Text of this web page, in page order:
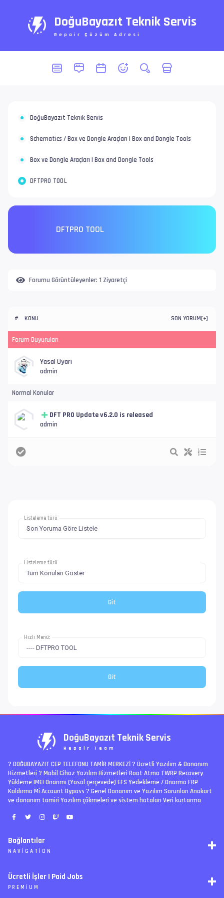
DoğuBayazıt Teknik Servis
Repair Çözüm Adresi
DoğuBayazıt Teknik Servis
Schematics / Box ve Dongle Araçları | Box and Dongle Tools
Box ve Dongle Araçları | Box and Dongle Tools
DFTPRO TOOL
DFTPRO TOOL
Forumu Görüntüleyenler: 1 Ziyaretçi
# KONU SON YORUM[+]
Forum Duyuruları
Yasal Uyarı
admin
Normal Konular
DFT PRO Update v6.2.0 is released
admin
Listeleme türü
Listeleme türü
Hızlı Menü:
DoğuBayazıt Teknik Servis
Repair Team
? DOĞUBAYAZIT CEP TELEFONU TAMİR MERKEZİ ?️ Ücretli Yazılım & Donanım
Hizmetleri ? Mobil Cihaz Yazılım Hizmetleri Root Atma TWRP Recovery
Yükleme IMEI Onarımı (Yasal çerçevede) EFS Yedekleme / Onarma FRP
Kaldırma Mi Account Bypass ? Genel Donanım ve Yazılım Sorunları Anakart
ve donanım tamiri Yazılım çökmeleri ve sistem hataları Veri kurtarma
Bağlantılar
NAVIGATION
Arşiv
Ajanda
Ücretli İşler | Paid Jobs
PREMIUM